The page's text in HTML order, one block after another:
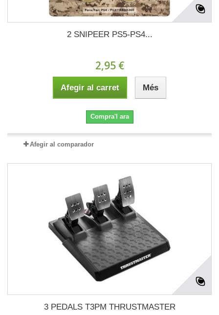
2 SNIPEER PS5-PS4...
2,95 €
Afegir al carret Més
Compra'l ara
Afegir al comparador
3 PEDALS T3PM THRUSTMASTER